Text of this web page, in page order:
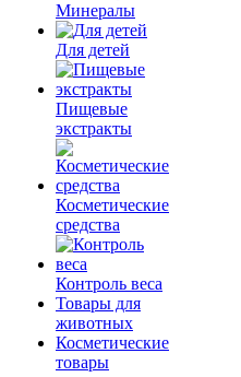
Минералы
Для детей
Пищевые
экстракты
Косметические
средства
Контроль веса
Товары для
животных
Косметические
товары